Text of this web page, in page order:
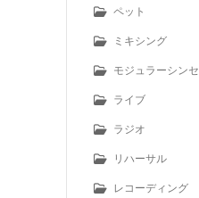
ペット
ミキシング
モジュラーシンセ
ライブ
ラジオ
リハーサル
レコーディング